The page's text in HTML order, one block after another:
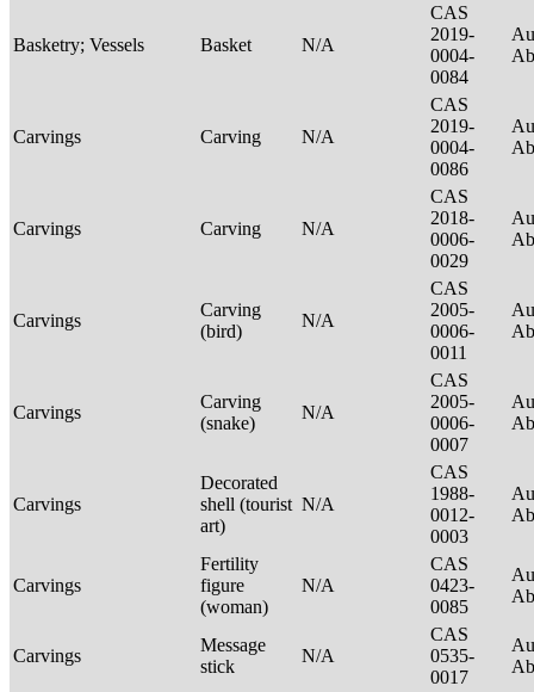
Basketry; Vessels Basket N/A
CAS
2019-
0004-
0084
Carvings Carving N/A
CAS
2019-
0004-
0086
Carvings Carving N/A
CAS
2018-
0006-
0029
Carvings
Carving
(bird)
N/A
CAS
2005-
0006-
0011
Carvings
Carving
(snake)
N/A
CAS
2005-
0006-
0007
Carvings
Decorated
shell (tourist
art)
N/A
CAS
1988-
0012-
0003
Carvings
Fertility
figure
(woman)
N/A
CAS
0423-
0085
Carvings
Message
stick
N/A
CAS
0535-
0017